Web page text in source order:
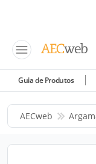
Guia de Produtos
AECweb